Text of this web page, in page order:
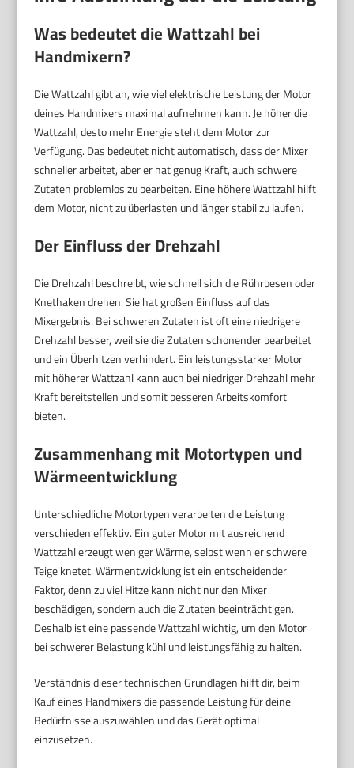
Was bedeutet die Wattzahl bei
Handmixern?
Die Wattzahl gibt an, wie viel elektrische Leistung der Motor
deines Handmixers maximal aufnehmen kann. Je höher die
Wattzahl, desto mehr Energie steht dem Motor zur
Verfügung. Das bedeutet nicht automatisch, dass der Mixer
schneller arbeitet, aber er hat genug Kraft, auch schwere
Zutaten problemlos zu bearbeiten. Eine höhere Wattzahl hilft
dem Motor, nicht zu überlasten und länger stabil zu laufen.
Der Einfluss der Drehzahl
Die Drehzahl beschreibt, wie schnell sich die Rührbesen oder
Knethaken drehen. Sie hat großen Einfluss auf das
Mixergebnis. Bei schweren Zutaten ist oft eine niedrigere
Drehzahl besser, weil sie die Zutaten schonender bearbeitet
und ein Überhitzen verhindert. Ein leistungsstarker Motor
mit höherer Wattzahl kann auch bei niedriger Drehzahl mehr
Kraft bereitstellen und somit besseren Arbeitskomfort
bieten.
Zusammenhang mit Motortypen und
Wärmeentwicklung
Unterschiedliche Motortypen verarbeiten die Leistung
verschieden effektiv. Ein guter Motor mit ausreichend
Wattzahl erzeugt weniger Wärme, selbst wenn er schwere
Teige knetet. Wärmentwicklung ist ein entscheidender
Faktor, denn zu viel Hitze kann nicht nur den Mixer
beschädigen, sondern auch die Zutaten beeinträchtigen.
Deshalb ist eine passende Wattzahl wichtig, um den Motor
bei schwerer Belastung kühl und leistungsfähig zu halten.
Verständnis dieser technischen Grundlagen hilft dir, beim
Kauf eines Handmixers die passende Leistung für deine
Bedürfnisse auszuwählen und das Gerät optimal
einzusetzen.